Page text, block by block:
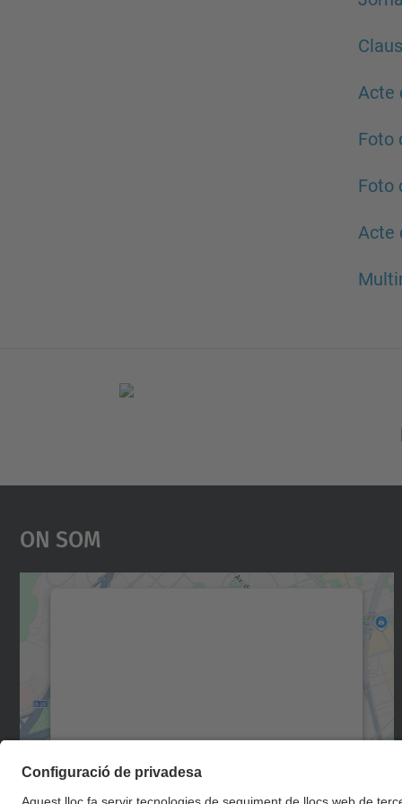
Acte
Foto
Foto
Acte
On Som
Més Informació